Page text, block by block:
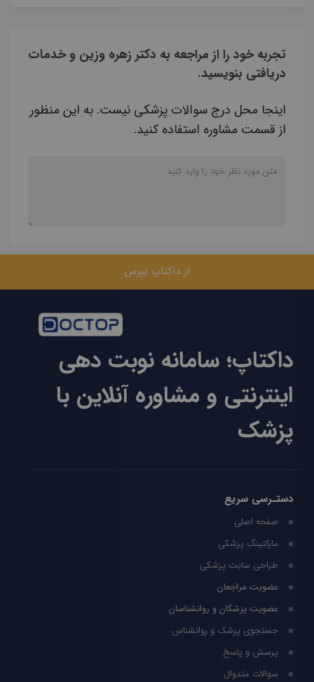
تجربه خود را از مراجعه به دکتر زهره وزین و خدمات
دریافتی بنویسید.
اینجا محل درج سوالات پزشکی نیست. به این منظور
از قسمت مشاوره استفاده کنید.
از داکتاپ بپرس
داکتاپ؛ سامانه نوبت دهی
اینترنتی و مشاوره آنلاین با
پزشک
دستـرسی سریع
صفحه اصلی
مارکتینگ پزشکی
طراحی سایت پزشکی
عضویت مراجعان
عضویت پزشکان و روانشناسان
جستجوی پزشک و روانشناس
پرسش و پاسخ
سوالات متدوال